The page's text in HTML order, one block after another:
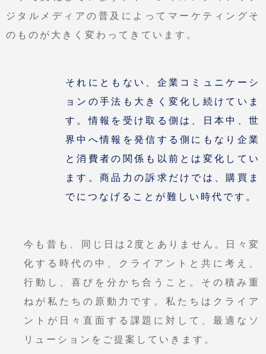
ジタルメディアの普及によって マーケティングそ
のものが大きく変わってきています。
それにともない、企業コミュニケーシ
ョンの手法も大きく変化し続けていま
す。情報を受け取る側は、日本中、世
界中へ情報を発信する側にもなり 企業
と消費者の関係も以前とは変化してい
ます。 商品力の訴求だけでは、購買ま
でにつなげることが難しい時代です。
今も昔も、同じ日は2度とありません。 日々変
化する時代の中、
クライアントと共に考え、
行動し、喜びを分かち合うこと。 その積み重
ねが私たちの原動力です。私たちはクライア
ントが日々直面する課題に対して、最適なソ
リューションをご提案していきます。